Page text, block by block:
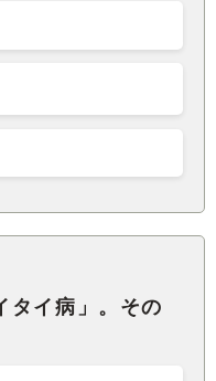
タイ病」。その